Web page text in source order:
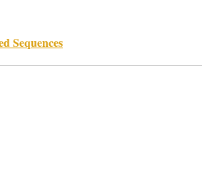
Sequences